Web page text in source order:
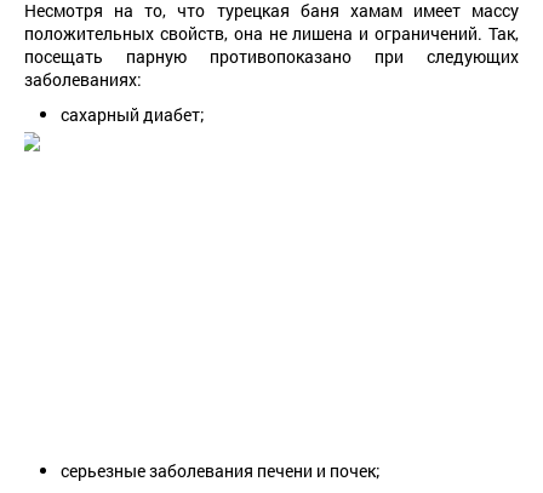
Несмотря на то, что турецкая баня хамам имеет массу
положительных свойств, она не лишена и ограничений. Так,
посещать парную противопоказано при следующих
заболеваниях:
сахарный диабет;
серьезные заболевания печени и почек;